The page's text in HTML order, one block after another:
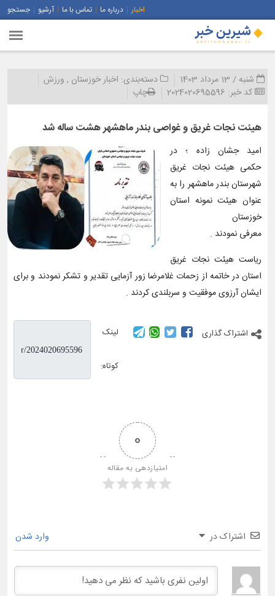
اخبار درباره ما تماس با ما آرشیو جستجو
شنبه / 13 مرداد 1403 دسته‌بندی: اخبار خوزستان , ورزش
کد خبر: 2024020695596 چاپ
هیئت نجات غریق و غواصی بندر ماهشهر هشت ساله شد
امید جشان زاده ؛ در
حکمی هیئت نجات غریق
شهرستان بندر ماهشهر را به
عنوان هیئت نمونه استان
خوزستان
معرفی نمودند .
ریاست هیئت نجات غریق
استان در خاتمه از زحمات غلامرضا زور آزمایی تقدیر و تشکر نمودند و برای
ایشان آرزوی موفقیت و سربلندی کردند .
اشتراک گذاری لینک
کوتاه:
0
امتیازدهی به مقاله
اشتراک در وارد شدن